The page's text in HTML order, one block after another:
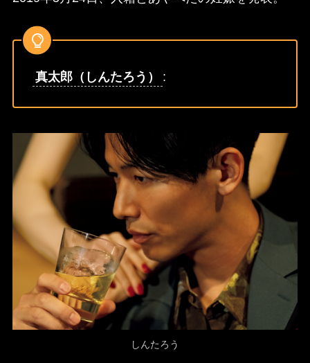
真太郎（しんたろう） :
しんたろう